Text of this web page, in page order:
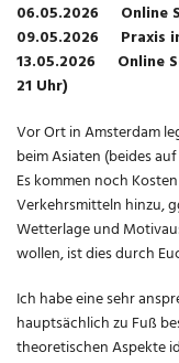
06.05.2026 Online
09.05.2026 Praxis
13.05.2026 Online
21 Uhr)
Vor Ort in Amsterdam
beim Asiaten (beides
Es kommen noch
Verkehrsmitteln hinzu,
Wetterlage und
wollen, ist dies durch
Ich habe eine sehr
hauptsächlich zu Fuß
theoretischen Aspekte